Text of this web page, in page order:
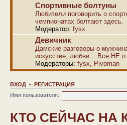
Спортивные болтуны
Любители поговорить о
чемпионатах болтают здесь.
Модератор: fysx
Девичник
Дамские разговоры о
искусстве, любви... Все НЕ
Модераторы: fysx Pivoman
ВХОД • РЕГИСТРАЦИЯ
Имя пользователя:
КТО СЕЙЧАС НА